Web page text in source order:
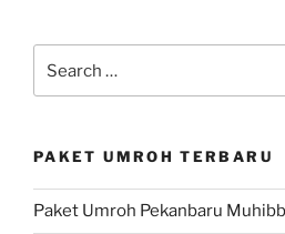
for:
PAKET UMROH TERBARU
Paket Umroh Pekanbaru